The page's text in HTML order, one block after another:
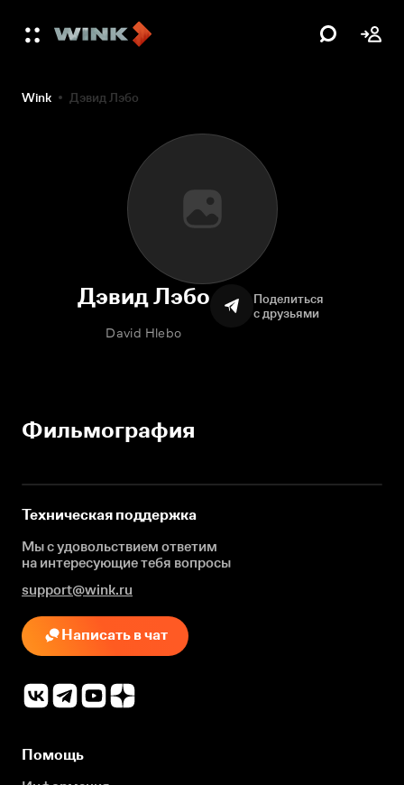
Wink Дэвид Лэбо
Дэвид Лэбо
David Hlebo
Поделиться
с друзьями
Фильмография
Техническая поддержка
Мы с удовольствием ответим
на интересующиетебя вопросы
support@wink.ru
Написать в чат
Помощь